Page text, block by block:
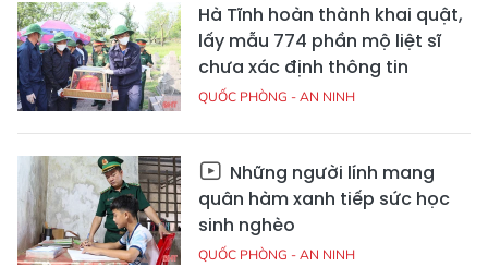
Hà Tĩnh hoàn thành khai quật,
lấy mẫu 774 phần mộ liệt sĩ
chưa xác định thông tin
QUỐC PHÒNG - AN NINH
Những người lính mang
quân hàm xanh tiếp sức học
sinh nghèo
QUỐC PHÒNG - AN NINH